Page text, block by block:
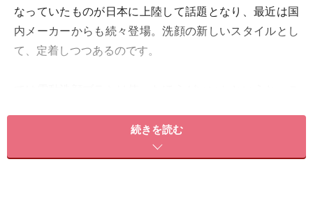
なっていたものが日本に上陸して話題となり、最近は国
内メーカーからも続々登場。洗顔の新しいスタイルとし
て、定着しつつあるのです。
いうことで、手だけでは落としにくい角質や毛穴の汚れ
を取り除くことができます。さらに電動ならではの作用
続きを読む